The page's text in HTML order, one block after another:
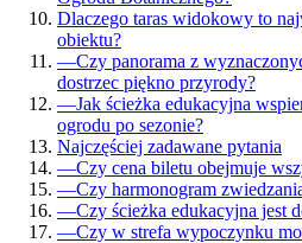
Dlaczego taras widokowy to
obiektu?
—Czy panorama z
dostrzec piękno przyrody?
—Jak ścieżka edukacyjna
ogrodu po sezonie?
Najczęściej zadawane pytania
—Czy cena biletu obejmuje
—Czy harmonogram
—Czy ścieżka edukacyjna jest
—Czy w strefa wypoczynku